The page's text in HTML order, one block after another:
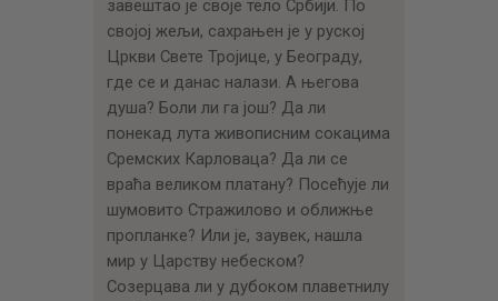
завештао је своје тело Србији. По
својој жељи, сахрањен је у руској
Цркви Свете Тројице, у Београду,
где се и данас налази. А његова
душа? Боли ли га још? Да ли
понекад лута живописним сокацима
Сремских Карловаца? Да ли се
враћа великом платану? Посећује ли
шумовито Стражилово и оближње
пропланке? Или је, заувек, нашла
мир у Царству небеском?
Созерцава ли у дубоком плаветнилу